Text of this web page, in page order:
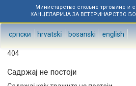
Министарство спољне трговине и
КАНЦЕЛАРИЈА ЗА ВЕТЕРИНАРСТВО
српски hrvatski bosanski english
404
Садржај не постоји